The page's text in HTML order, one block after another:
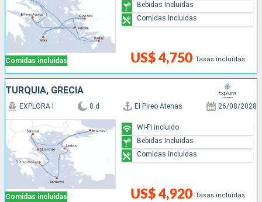
Comidas incluidas US$ 4,750 Tasas incluidas
Bebidas Incluidas
Comidas incluidas
TURQUÍA, GRECIA
Comidas incluidas
EXPLORA I 8 d El Pireo Atenas 26/08/2028
US$ 4,920 Tasas incluidas
Wi-Fi incluido
Bebidas Incluidas
Comidas incluidas